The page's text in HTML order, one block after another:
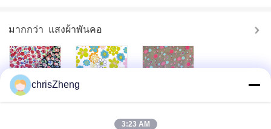
มากกว่า แสงผ้าพันคอ
สวยผ้าฝ้ายพิมพ์
สไตล์ผ้าฝ้าย 100%
90gsm
chrisZheng
3:23 AM